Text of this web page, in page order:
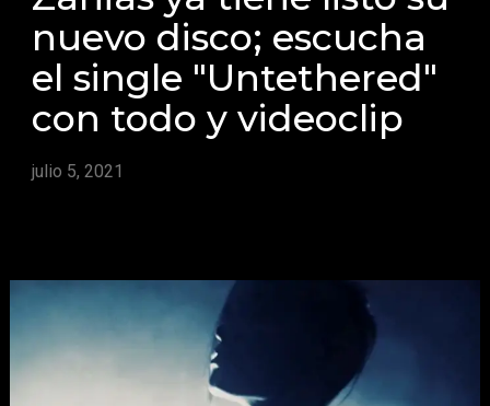
nuevo disco; escucha
el single "Untethered"
con todo y videoclip
julio 5, 2021